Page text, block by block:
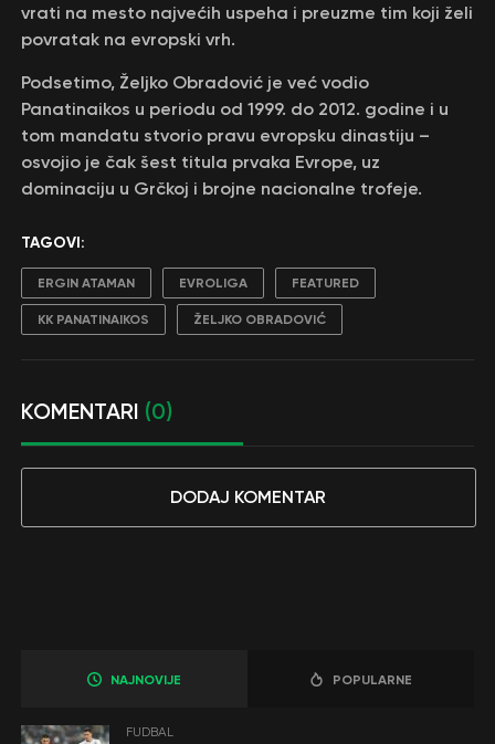
vrati na mesto najvećih uspeha i preuzme tim koji želi
povratak na evropski vrh.
Podsetimo, Željko Obradović je već vodio
Panatinaikos u periodu od 1999. do 2012. godine i u
tom mandatu stvorio pravu evropsku dinastiju –
osvojio je čak šest titula prvaka Evrope, uz
dominaciju u Grčkoj i brojne nacionalne trofeje.
TAGOVI:
ERGIN ATAMAN EVROLIGA FEATURED
KK PANATINAIKOS ŽELJKO OBRADOVIĆ
KOMENTARI (0)
DODAJ KOMENTAR
NAJNOVIJE POPULARNE
FUDBAL